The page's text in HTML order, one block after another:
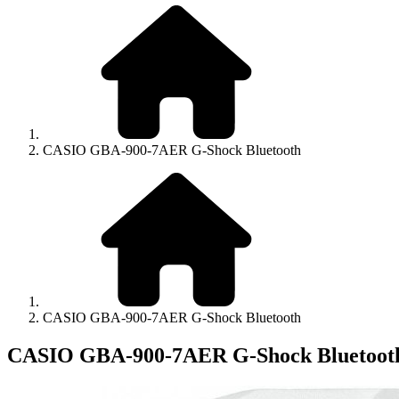
CASIO GBA-900-7AER G-Shock Bluetooth
CASIO GBA-900-7AER G-Shock Bluetooth
CASIO GBA-900-7AER G-Shock